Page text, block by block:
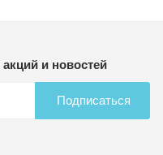
и новостей
Подписаться